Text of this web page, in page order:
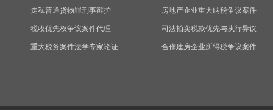
走私普通货物罪刑事辩护
税收优先权争议案件代理
重大税务案件法学专家论证
房地产企业重大纳税争议案件
司法拍卖税款优先与执行异议
合作建房企业所得税争议案件